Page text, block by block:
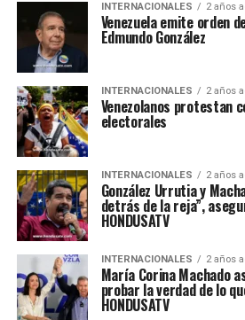
INTERNACIONALES 2 años
Venezuela emite orden
Edmundo González
INTERNACIONALES 2 años
Venezolanos protestan
electorales
INTERNACIONALES 2 años
González Urrutia y
detrás de la reja”,
HONDUSATV
INTERNACIONALES 2 años
María Corina Machado
probar la verdad de lo
HONDUSATV